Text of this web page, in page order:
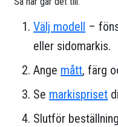
Välj modell –
eller sidomarkis.
Ange mått, färg
Se markispriset
Slutför